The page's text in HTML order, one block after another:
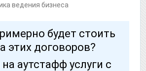
ведения бизнеса
будет стоить
этих договоров?
аутстафф услуги с